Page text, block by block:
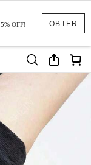
OBTER
OFF!